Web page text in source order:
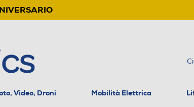
Video, Droni Mobilità Elettrica